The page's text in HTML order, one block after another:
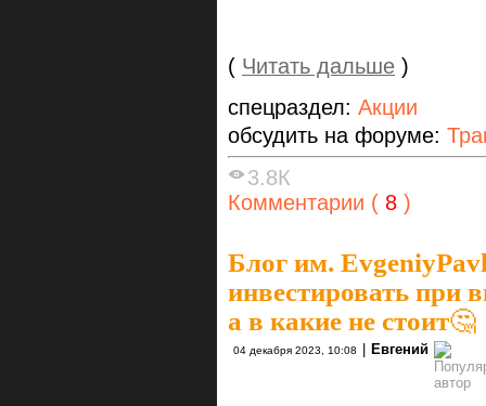
( Читать дальше )
спецраздел: Акции
обсудить на форуме:
3.8К
Комментарии ( 8 )
Блог им.
инвестировать при
а в какие не стоит🤔
04 декабря 2023, 10:08 Евгений